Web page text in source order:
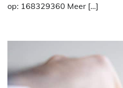
op: 168329360 Meer […]